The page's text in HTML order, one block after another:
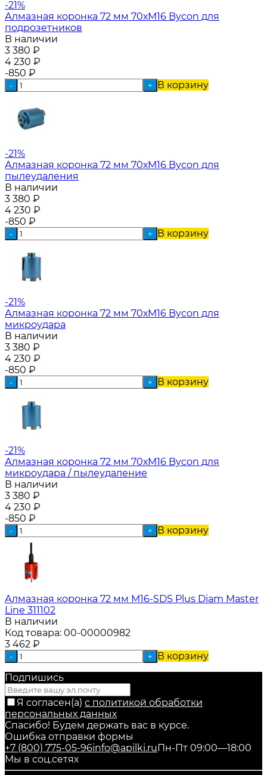
-21%
Алмазная коронка 72 мм 70хM16 Bycon для
подрозетников
В наличии
3 380 ₽
4 230 ₽
-850 ₽
- + В корзину
-21%
Алмазная коронка 72 мм 70хM16 Bycon для
пылеудаления
В наличии
3 380 ₽
4 230 ₽
-850 ₽
- + В корзину
-21%
Алмазная коронка 72 мм 70хM16 Bycon для
микроудара
В наличии
3 380 ₽
4 230 ₽
-850 ₽
- + В корзину
-21%
Алмазная коронка 72 мм 70хM16 Bycon для
микроудара / пылеудаление
В наличии
3 380 ₽
4 230 ₽
-850 ₽
- + В корзину
Алмазная коронка 72 мм M16-SDS Plus Diam Master
Line 311102
В наличии
Код товара: 00-00000982
3 462 ₽
- +
В корзину
Подпишись
Я согласен(a) с политикой обработки
персональных данных
Спасибо! Будем держать вас в курсе.
Ошибка отправки формы
+7 (800) 775-05-96info@apilki.ru Пн-Пт 09:00—18:00
Мы в соц.сетях